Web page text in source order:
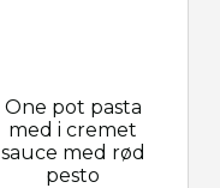
One pot pasta
med i cremet
sauce med rød
pesto